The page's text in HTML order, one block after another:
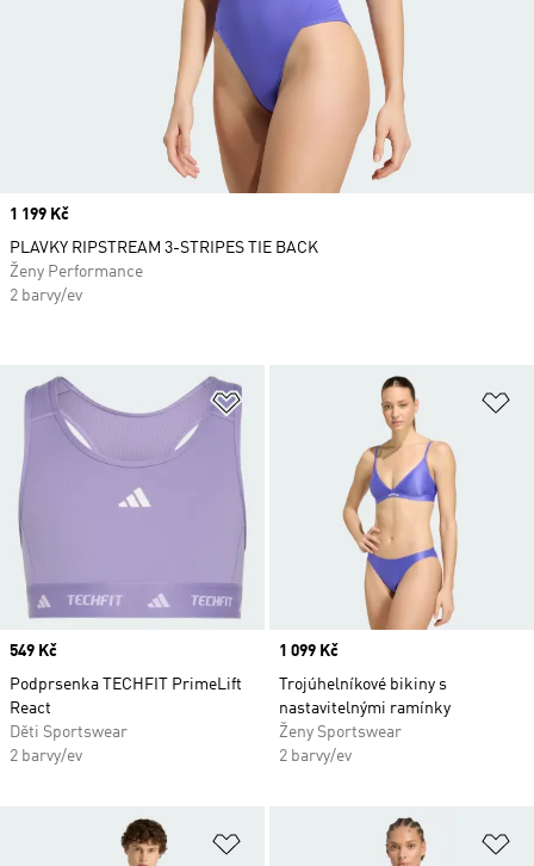
Přidat do seznamu přání
Price
549 Kč
Podprsenka TECHFIT PrimeLift
React
Děti Sportswear
2 barvy/ev
Price
1 099 Kč
Trojúhelníkové bikiny s
nastavitelnými ramínky
Ženy Sportswear
2 barvy/ev
Přidat do seznamu přání
Price
1 199 Kč
PLAVKY RIPSTREAM 3-STRIPES TIE BACK
Ženy Performance
2 barvy/ev